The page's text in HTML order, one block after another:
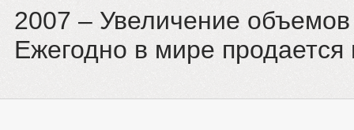
2007 – Увеличение
Ежегодно в мире